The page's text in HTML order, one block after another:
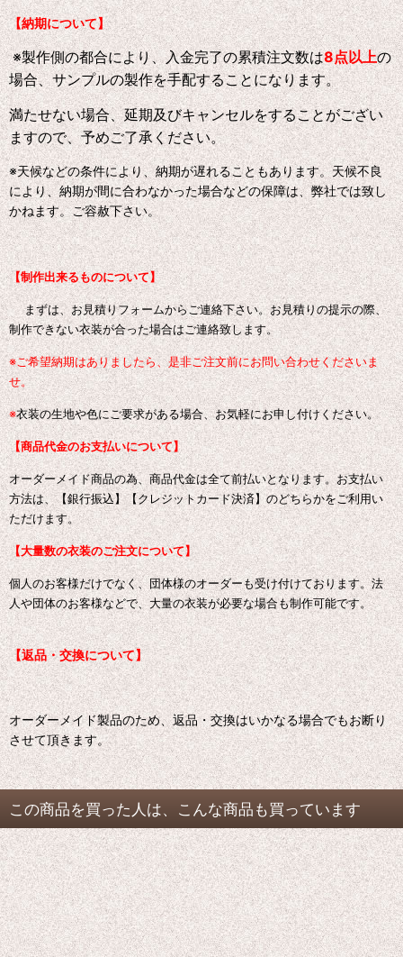
【納期について】
※製作側の都合により、入金完了の累積注文数は8点以上の
場合、サンプルの製作を手配することになります。
満たせない場合、延期及びキャンセルをすることがござい
ますので、予めご了承ください。
※天候などの条件により、納期が遅れることもあります。天候不良
により、納期が間に合わなかった場合などの保障は、弊社では致し
かねます。ご容赦下さい。
【制作出来るものについて】
まずは、お見積りフォームからご連絡下さい。お見積りの提示の際、
制作できない衣装が合った場合はご連絡致します。
※ご希望納期はありましたら、是非ご注文前にお問い合わせくださいま
せ。
※衣装の生地や色にご要求がある場合、お気軽にお申し付けください。
【商品代金のお支払いについて】
オーダーメイド商品の為、商品代金は全て前払いとなります。お支払い
方法は、【銀行振込】【クレジットカード決済】のどちらかをご利用い
ただけます。
【大量数の衣装のご注文について】
個人のお客様だけでなく、団体様のオーダーも受け付けております。法
人や団体のお客様などで、大量の衣装が必要な場合も制作可能です。
【返品・交換について】
オーダーメイド製品のため、返品・交換はいかなる場合でもお断り
させて頂きます。
この商品を買った人は、こんな商品も買っています